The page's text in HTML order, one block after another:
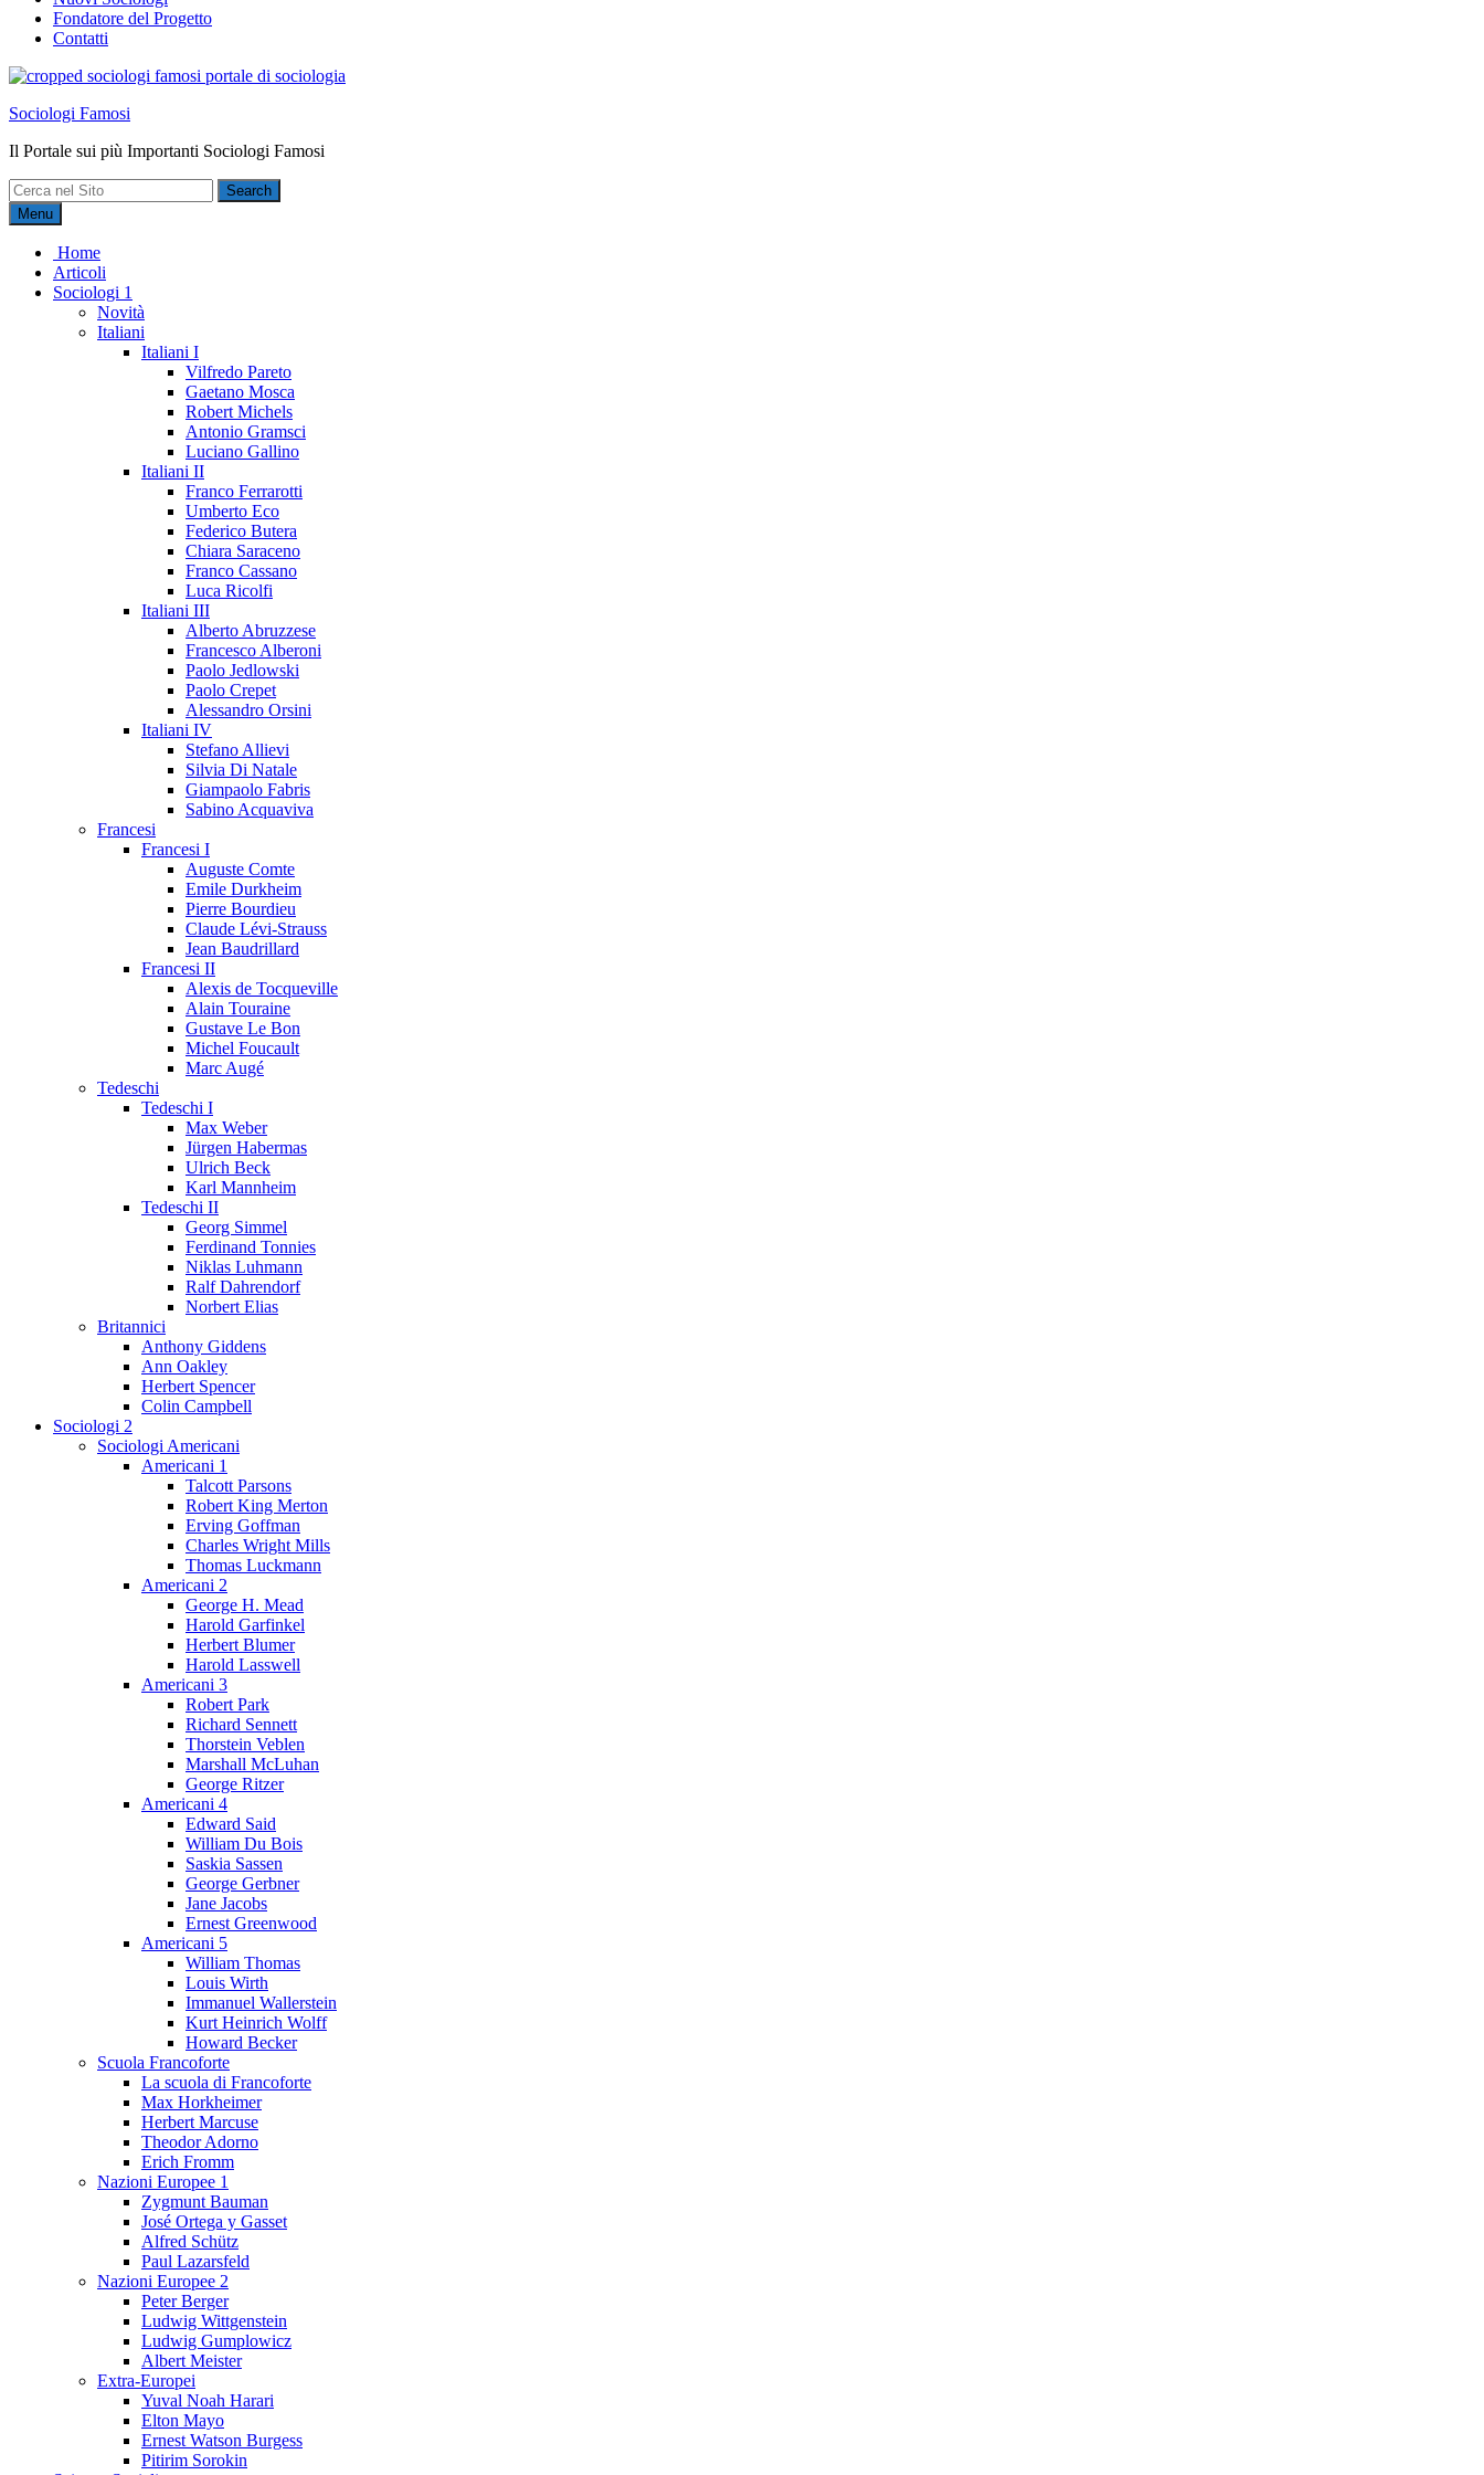
Fondatore del Progetto
Contatti
Sociologi Famosi
Il Portale sui più Importanti Sociologi Famosi
Search
for:Menu
Home
Articoli
Sociologi 1
Novità
Italiani
Italiani I
Vilfredo Pareto
Gaetano Mosca
Robert Michels
Antonio Gramsci
Luciano Gallino
Italiani II
Franco Ferrarotti
Umberto Eco
Federico Butera
Chiara Saraceno
Franco Cassano
Luca Ricolfi
Italiani III
Alberto Abruzzese
Francesco Alberoni
Paolo Jedlowski
Paolo Crepet
Alessandro Orsini
Italiani IV
Stefano Allievi
Silvia Di Natale
Giampaolo Fabris
Sabino Acquaviva
Francesi
Francesi I
Auguste Comte
Emile Durkheim
Pierre Bourdieu
Claude Lévi-Strauss
Jean Baudrillard
Francesi II
Alexis de Tocqueville
Alain Touraine
Gustave Le Bon
Michel Foucault
Marc Augé
Tedeschi
Tedeschi I
Max Weber
Jürgen Habermas
Ulrich Beck
Karl Mannheim
Tedeschi II
Georg Simmel
Ferdinand Tonnies
Niklas Luhmann
Ralf Dahrendorf
Norbert Elias
Britannici
Anthony Giddens
Ann Oakley
Herbert Spencer
Colin Campbell
Sociologi 2
Sociologi Americani
Americani 1
Talcott Parsons
Robert King Merton
Erving Goffman
Charles Wright Mills
Thomas Luckmann
Americani 2
George H. Mead
Harold Garfinkel
Herbert Blumer
Harold Lasswell
Americani 3
Robert Park
Richard Sennett
Thorstein Veblen
Marshall McLuhan
George Ritzer
Americani 4
Edward Said
William Du Bois
Saskia Sassen
George Gerbner
Jane Jacobs
Ernest Greenwood
Americani 5
William Thomas
Louis Wirth
Immanuel Wallerstein
Kurt Heinrich Wolff
Howard Becker
Scuola Francoforte
La scuola di Francoforte
Max Horkheimer
Herbert Marcuse
Theodor Adorno
Erich Fromm
Nazioni Europee 1
Zygmunt Bauman
José Ortega y Gasset
Alfred Schütz
Paul Lazarsfeld
Nazioni Europee 2
Peter Berger
Ludwig Wittgenstein
Ludwig Gumplowicz
Albert Meister
Extra-Europei
Yuval Noah Harari
Elton Mayo
Ernest Watson Burgess
Pitirim Sorokin